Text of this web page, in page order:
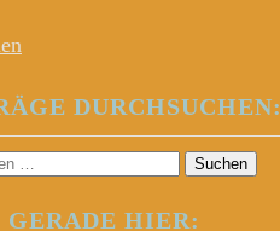
DURCHSUCHEN:
HIER: